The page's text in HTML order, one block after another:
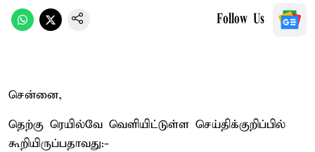
Follow Us
சென்னை,
தெற்கு ரெயில்வே வெளியிட்டுள்ள செய்திக்குறிப்பில்
கூறியிருப்பதாவது:-